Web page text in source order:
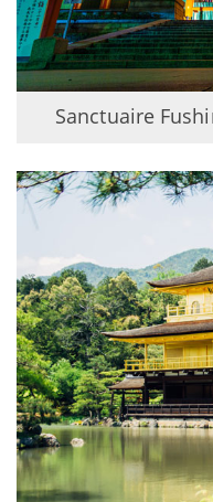
Sanctuaire